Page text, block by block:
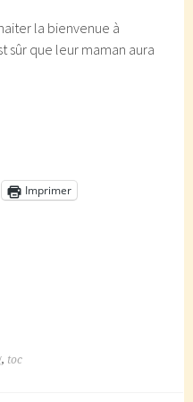
la bienvenue à
sûr que leur maman aura
Imprimer
, toc